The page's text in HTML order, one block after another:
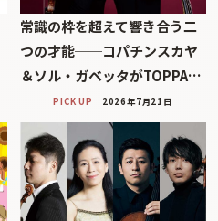
常識の枠を超えて響き合う二
つの才能──コパチンスカヤ
＆ソル・ガベッタがTOPPA…
PICK UP 2026年7月21日